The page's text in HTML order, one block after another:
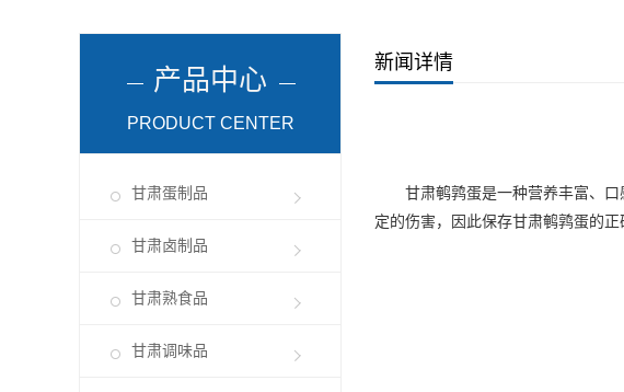
产品中心
PRODUCT CENTER
甘肃蛋制品
甘肃卤制品
甘肃熟食品
甘肃调味品
新闻详情
甘肃鹌鹑蛋是一种营养丰富、
定的伤害，因此保存甘肃鹌鹑蛋的正